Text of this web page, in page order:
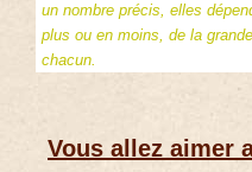
un nombre précis, elles
plus ou en moins, de la
chacun.
Vous allez aimer